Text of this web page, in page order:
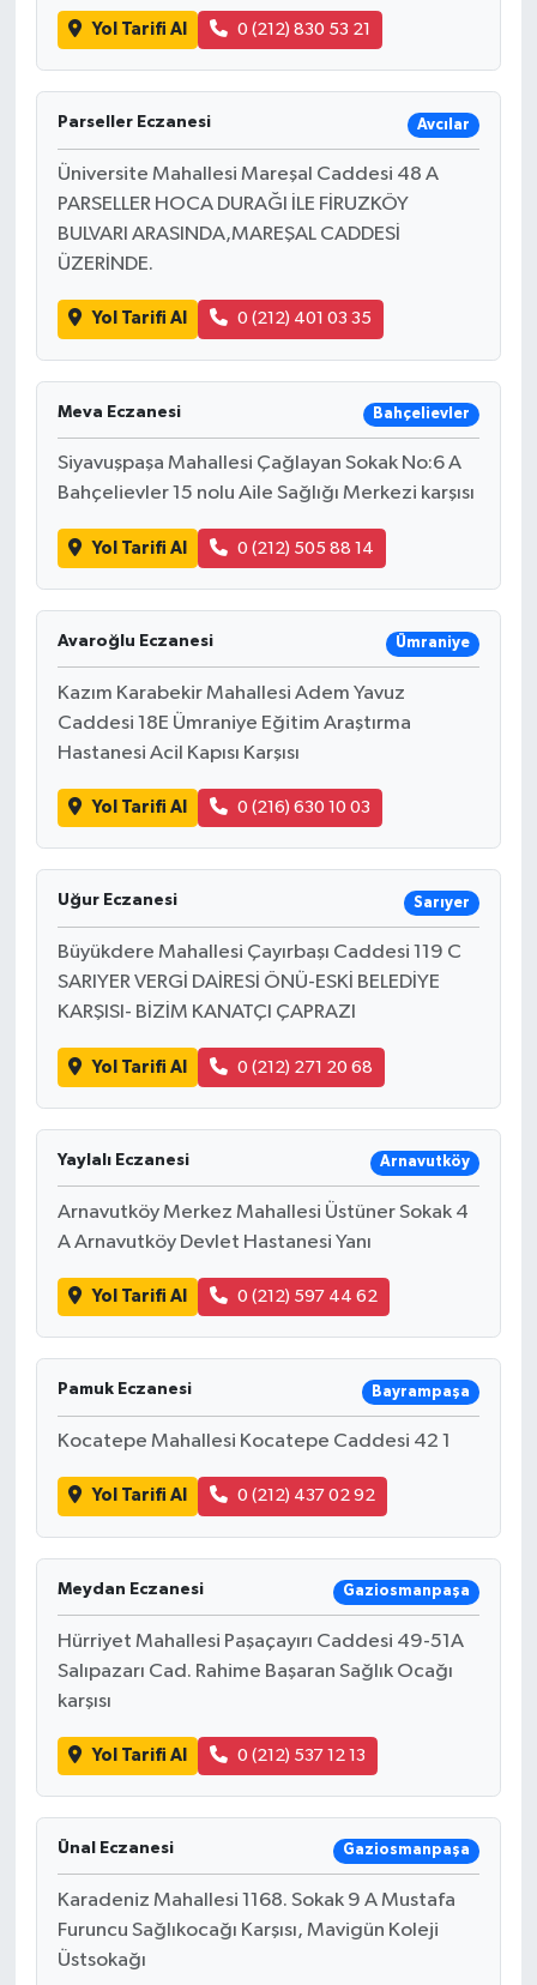
Yol Tarifi Al 0 (212) 830 53 21
Parseller Eczanesi Avcılar
Üniversite Mahallesi Mareşal Caddesi 48 A
PARSELLER HOCA DURAĞI İLE FİRUZKÖY
BULVARI ARASINDA,MAREŞAL CADDESİ
ÜZERİNDE.
Yol Tarifi Al 0 (212) 401 03 35
Meva Eczanesi Bahçelievler
Siyavuşpaşa Mahallesi Çağlayan Sokak No:6 A
Bahçelievler 15 nolu Aile Sağlığı Merkezi karşısı
Yol Tarifi Al 0 (212) 505 88 14
Avaroğlu Eczanesi Ümraniye
Kazım Karabekir Mahallesi Adem Yavuz
Caddesi 18E Ümraniye Eğitim Araştırma
Hastanesi Acil Kapısı Karşısı
Yol Tarifi Al 0 (216) 630 10 03
Uğur Eczanesi Sarıyer
Büyükdere Mahallesi Çayırbaşı Caddesi 119 C
SARIYER VERGİ DAİRESİ ÖNÜ-ESKİ BELEDİYE
KARŞISI- BİZİM KANATÇI ÇAPRAZI
Yol Tarifi Al 0 (212) 271 20 68
Yaylalı Eczanesi Arnavutköy
Arnavutköy Merkez Mahallesi Üstüner Sokak 4
A Arnavutköy Devlet Hastanesi Yanı
Yol Tarifi Al 0 (212) 597 44 62
Pamuk Eczanesi Bayrampaşa
Kocatepe Mahallesi Kocatepe Caddesi 42 1
Yol Tarifi Al 0 (212) 437 02 92
Meydan Eczanesi Gaziosmanpaşa
Hürriyet Mahallesi Paşaçayırı Caddesi 49-51A
Salıpazarı Cad. Rahime Başaran Sağlık Ocağı
karşısı
Yol Tarifi Al 0 (212) 537 12 13
Ünal Eczanesi Gaziosmanpaşa
Karadeniz Mahallesi 1168. Sokak 9 A Mustafa
Furuncu Sağlıkocağı Karşısı, Mavigün Koleji
Üstsokağı